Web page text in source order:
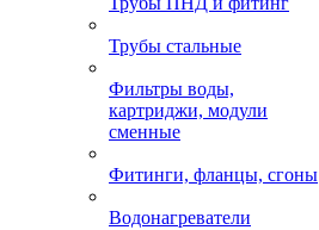
Трубы стальные
Фильтры воды,
картриджи, модули
сменные
Фитинги, фланцы, сгоны
Водонагреватели